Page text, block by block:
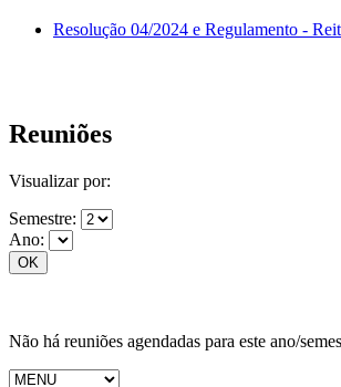
Resolução 04/2024 e Regulamento -
Reuniões
Visualizar por:
Semestre:
Ano:
Não há reuniões agendadas para este ano/